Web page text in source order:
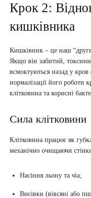
Крок 2:
кишківника
Кишківник – це наш
Якщо він забитий,
всмоктуються назад у кров
нормалізації його роботи
клітковина та корисні
Сила клітковини
Клітковина працює як
механічно очищаючи
Насіння льону та чіа;
Висівки (вівсяні або